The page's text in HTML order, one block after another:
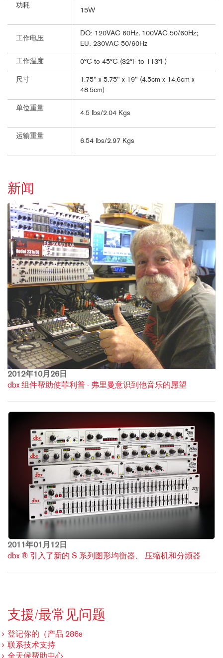
功耗
15W
工作电压
DO: 120VAC 60Hz, 100VAC 50/60Hz;
EU: 230VAC 50/60Hz
工作温度 0°C to 45°C (32°F to 113°F)
尺寸
1.75" x 5.75" x 19" (4.5cm x 14.6cm x
48.5cm)
单位重量
4.5 lbs/2.04 Kgs
运输重量
6.54 lbs/2.97 Kgs
新闻
2012年10月26日
dbx 组件帮助使菲利普 · 弗里曼意识到他音乐的愿望
2011年01月12日
dbx ® 引入了新的 S 系列图形均衡器、 压缩机和分频器
支援/最常见问题
登记你的（产品 286s
联系技术支持